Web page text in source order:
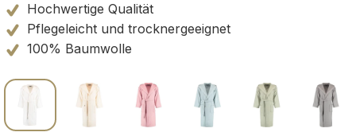
Hochwertige Qualität
Pflegeleicht und trocknergeeignet
100% Baumwolle